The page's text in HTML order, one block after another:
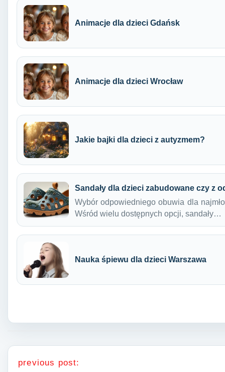
Animacje dla dzieci Gdańsk
Animacje dla dzieci Wrocław
Jakie bajki dla dzieci z autyzmem?
Sandały dla dzieci zabudowane czy z
Wybór odpowiedniego obuwia dla
Wśród wielu dostępnych opcji, sandały…
Nauka śpiewu dla dzieci Warszawa
Nawigacja wpisu
previous post: